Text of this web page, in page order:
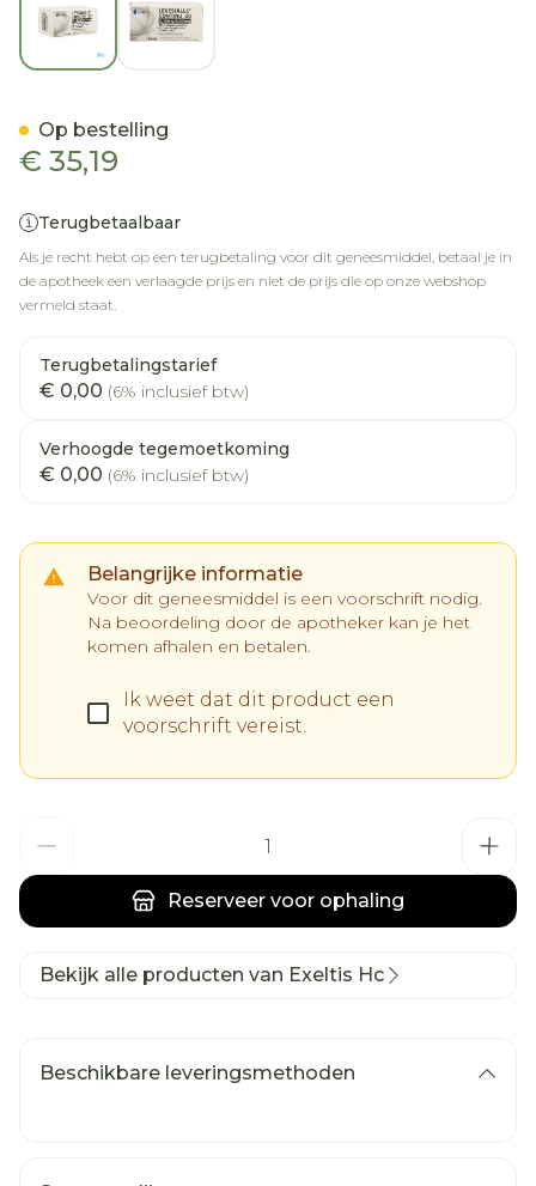
€ 35,19
Terugbetaalbaar
Als je recht hebt op een terugbetaling voor dit geneesmiddel, betaal je in
de apotheek een verlaagde prijs en niet de prijs die op onze webshop
vermeld staat.
Terugbetalingstarief
€ 0,00 (6% inclusief btw)
Verhoogde tegemoetkoming
€ 0,00 (6% inclusief btw)
Belangrijke informatie
Voor dit geneesmiddel is een voorschrift nodig.
Na beoordeling door de apotheker kan je het
komen afhalen en betalen.
Ik weet dat dit product een
voorschrift vereist.
Reserveer voor ophaling
Op bestelling
Bekijk alle producten van Exeltis Hc
Beschikbare leveringsmethoden